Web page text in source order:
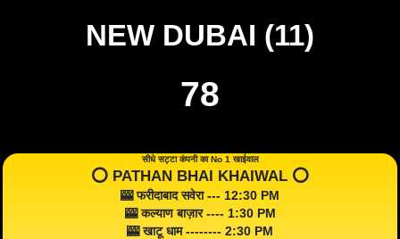
NEW DUBAI (11)
78
सीधे सट्टा कंपनी का No 1 खाईवाल
⭕️ PATHAN BHAI KHAIWAL ⭕️
🎰 फरीदाबाद सवेरा --- 12:30 PM
🎰 कल्याण बाज़ार ---- 1:30 PM
🎰 खाटू धाम -------- 2:30 PM